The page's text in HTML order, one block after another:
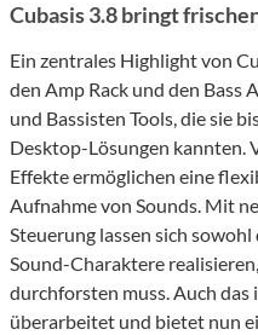
Cubasis 3.8 bringt
Ein zentrales Highlight von
den Amp Rack und den
und Bassisten Tools, die sie
Desktop-Lösungen kannten.
Effekte ermöglichen eine
Aufnahme von Sounds. Mit
Steuerung lassen sich
Sound-Charaktere
durchforsten muss. Auch
überarbeitet und bietet nun